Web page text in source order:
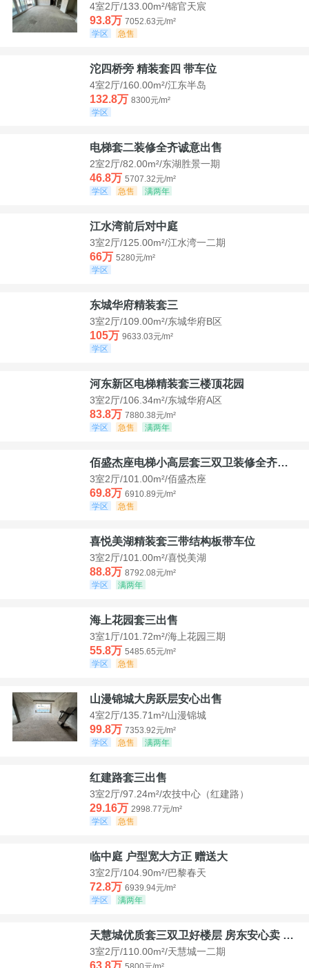
4室2厅/133.00m²/锦官天宸
93.8万 7052.63元/m²
学区
急售
沱四桥旁 精装套四 带车位
4室2厅/160.00m²/江东半岛
132.8万 8300元/m²
学区
电梯套二装修全齐诚意出售
2室2厅/82.00m²/东湖胜景一期
46.8万 5707.32元/m²
学区
急售 满两年
江水湾前后对中庭
3室2厅/125.00m²/江水湾一二期
66万 5280元/m²
学区
东城华府精装套三
3室2厅/109.00m²/东城华府B区
105万 9633.03元/m²
学区
河东新区电梯精装套三楼顶花园
3室2厅/106.34m²/东城华府A区
83.8万 7880.38元/m²
学区
急售 满两年
佰盛杰座电梯小高层套三双卫装修全齐诚意出售
3室2厅/101.00m²/佰盛杰座
69.8万 6910.89元/m²
学区
急售
喜悦美湖精装套三带结构板带车位
3室2厅/101.00m²/喜悦美湖
88.8万 8792.08元/m²
学区
满两年
海上花园套三出售
3室1厅/101.72m²/海上花园三期
55.8万 5485.65元/m²
学区
急售
山漫锦城大房跃层安心出售
4室2厅/135.71m²/山漫锦城
99.8万 7353.92元/m²
学区
急售 满两年
红建路套三出售
3室2厅/97.24m²/农技中心（红建路）
29.16万 2998.77元/m²
学区
急售
临中庭 户型宽大方正 赠送大
3室2厅/104.90m²/巴黎春天
72.8万 6939.94元/m²
学区
满两年
天慧城优质套三双卫好楼层 房东安心卖 价格好谈
3室2厅/110.00m²/天慧城一二期
63.8万